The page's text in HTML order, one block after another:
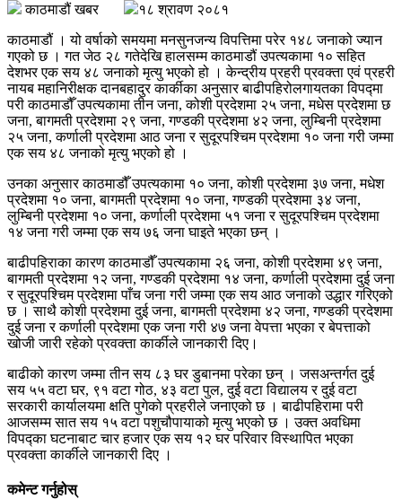
काठमाडौं खबर
१८ श्रावण २०८१
काठमाडौं । यो वर्षाको समयमा मनसुनजन्य विपत्तिमा परेर १४८ जनाको ज्यान
गएको छ । गत जेठ २८ गतेदेखि हालसम्म काठमाडौं उपत्यकामा १० सहित
देशभर एक सय ४८ जनाको मृत्यु भएको हो । केन्द्रीय प्रहरी प्रवक्ता एवं प्रहरी
नायब महानिरीक्षक दानबहादुर कार्कीका अनुसार बाढीपहिरोलगायतका विपद्मा
परी काठमाडौँ उपत्यकामा तीन जना, कोशी प्रदेशमा २५ जना, मधेस प्रदेशमा छ
जना, बागमती प्रदेशमा २९ जना, गण्डकी प्रदेशमा ४२ जना, लुम्बिनी प्रदेशमा
२५ जना, कर्णाली प्रदेशमा आठ जना र सुदूरपश्चिम प्रदेशमा १० जना गरी जम्मा
एक सय ४८ जनाको मृत्यु भएको हो ।
उनका अनुसार काठमाडौँ उपत्यकामा १० जना, कोशी प्रदेशमा ३७ जना, मधेश
प्रदेशमा १० जना, बागमती प्रदेशमा १० जना, गण्डकी प्रदेशमा ३४ जना,
लुम्बिनी प्रदेशमा १० जना, कर्णाली प्रदेशमा ५१ जना र सुदूरपश्चिम प्रदेशमा
१४ जना गरी जम्मा एक सय ७६ जना घाइते भएका छन् ।
बाढीपहिराका कारण काठमाडौँ उपत्यकामा २६ जना, कोशी प्रदेशमा ४९ जना,
बागमती प्रदेशमा १२ जना, गण्डकी प्रदेशमा १४ जना, कर्णाली प्रदेशमा दुई जना
र सुदूरपश्चिम प्रदेशमा पाँच जना गरी जम्मा एक सय आठ जनाको उद्धार गरिएको
छ । साथै कोशी प्रदेशमा दुई जना, बागमती प्रदेशमा ४२ जना, गण्डकी प्रदेशमा
दुई जना र कर्णाली प्रदेशमा एक जना गरी ४७ जना वेपत्ता भएका र बेपत्ताको
खोजी जारी रहेको प्रवक्ता कार्कीले जानकारी दिए।
बाढीको कारण जम्मा तीन सय ८३ घर डुबानमा परेका छन् । जसअन्तर्गत दुई
सय ५५ वटा घर, ९१ वटा गोठ, ४३ वटा पुल, दुई वटा विद्यालय र दुई वटा
सरकारी कार्यालयमा क्षति पुगेको प्रहरीले जनाएको छ । बाढीपहिरामा परी
आजसम्म सात सय १५ वटा पशुचौपायाको मृत्यु भएको छ । उक्त अवधिमा
विपद्का घटनाबाट चार हजार एक सय १२ घर परिवार विस्थापित भएका
प्रवक्ता कार्कीले जानकारी दिए ।
कमेन्ट गर्नुहोस्